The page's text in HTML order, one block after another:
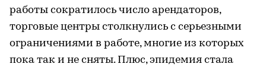
работы сократилось число арендаторов,
торговые центры столкнулись с серьезными
ограничениями в работе, многие из которых
пока так и не сняты. Плюс, эпидемия стала